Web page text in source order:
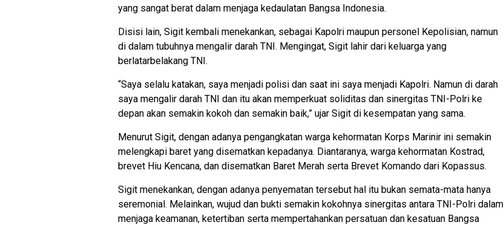
yang sangat berat dalam menjaga kedaulatan Bangsa Indonesia.
Disisi lain, Sigit kembali menekankan, sebagai Kapolri maupun personel Kepolisian, namun
di dalam tubuhnya mengalir darah TNI. Mengingat, Sigit lahir dari keluarga yang
berlatarbelakang TNI.
“Saya selalu katakan, saya menjadi polisi dan saat ini saya menjadi Kapolri. Namun di darah
saya mengalir darah TNI dan itu akan memperkuat soliditas dan sinergitas TNI-Polri ke
depan akan semakin kokoh dan semakin baik,” ujar Sigit di kesempatan yang sama.
Menurut Sigit, dengan adanya pengangkatan warga kehormatan Korps Marinir ini semakin
melengkapi baret yang disematkan kepadanya. Diantaranya, warga kehormatan Kostrad,
brevet Hiu Kencana, dan disematkan Baret Merah serta Brevet Komando dari Kopassus.
Sigit menekankan, dengan adanya penyematan tersebut hal itu bukan semata-mata hanya
seremonial. Melainkan, wujud dan bukti semakin kokohnya sinergitas antara TNI-Polri dalam
menjaga keamanan, ketertiban serta mempertahankan persatuan dan kesatuan Bangsa